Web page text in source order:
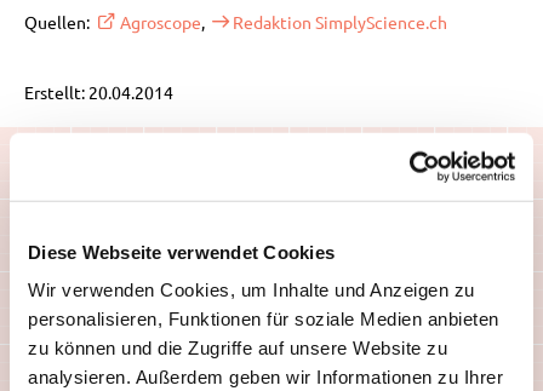
Diese Webseite verwendet Cookies
Wir verwenden Cookies, um Inhalte und Anzeigen zu
personalisieren, Funktionen für soziale Medien anbieten
zu können und die Zugriffe auf unsere Website zu
analysieren. Außerdem geben wir Informationen zu Ihrer
Quellen: Agroscope, Redaktion SimplyScience.ch
Erstellt: 20.04.2014
Ähnliche Artikel